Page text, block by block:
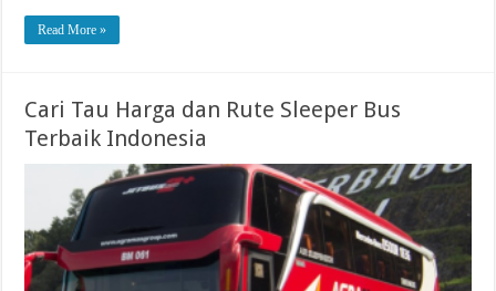
Read More »
Cari Tau Harga dan Rute Sleeper Bus
Terbaik Indonesia